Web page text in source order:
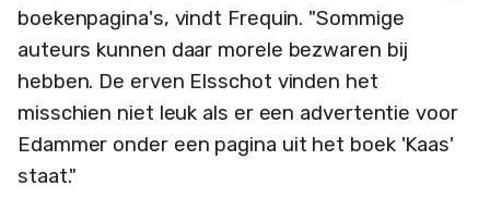
boekenpagina's, vindt Frequin. "Sommige
auteurs kunnen daar morele bezwaren bij
hebben. De erven Elsschot vinden het
misschien niet leuk als er een advertentie voor
Edammer onder een pagina uit het boek 'Kaas'
staat."